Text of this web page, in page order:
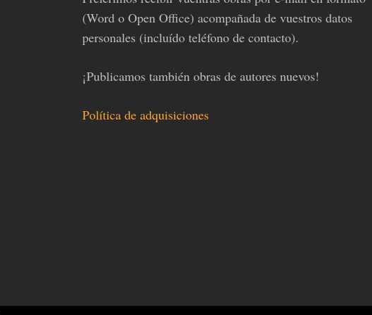
(Word o Open Office) acompañada de vuestros datos
personales (incluído teléfono de contacto).
¡Publicamos también obras de autores nuevos!
Política de adquisiciones